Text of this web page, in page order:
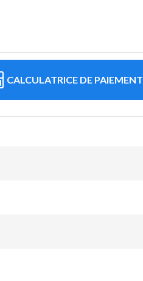
CALCULATRICE DE PAIEMENT